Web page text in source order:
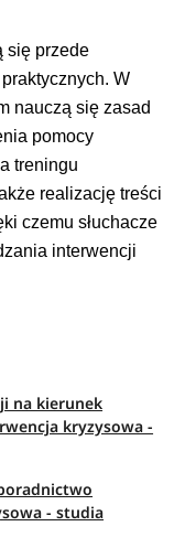
się przede
W
nauczą się zasad
pomocy
treningu
realizację treści
czemu słuchacze
interwencji
na kierunek
kryzysowa -
- studia